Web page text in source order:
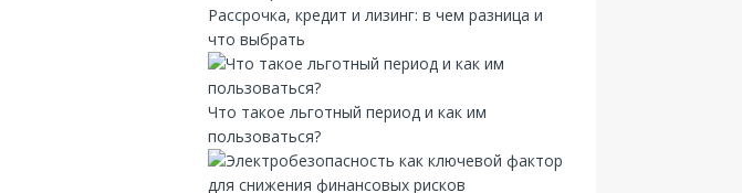
Рассрочка, кредит и лизинг: в чем разница и
что выбрать
Что такое льготный период и как им
пользоваться?